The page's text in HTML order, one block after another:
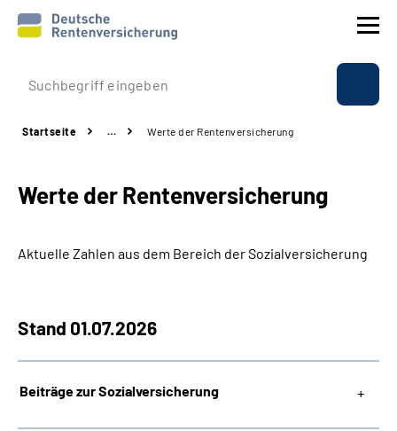
Prävention
Rente
Beratung & Kontakt
Online-Services
Startseite … Werte der Rentenversicherung
Werte der Rentenversicherung
Aktuelle Zahlen aus dem Bereich der Sozialversicherung
Stand 01.07.2026
Beiträge zur Sozialversicherung